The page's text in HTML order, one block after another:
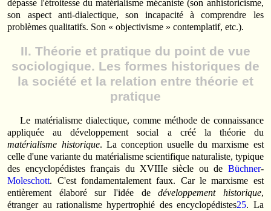
dépasse l'étroitesse du matérialisme mécaniste (son anhistoricisme,
son aspect anti-dialectique, son incapacité à comprendre les
problèmes qualitatifs. Son « objectivisme » contemplatif, etc.).
II. Théorie et pratique du point de vue
sociologique. Les formes historiques de
la société et la relation entre théorie et
pratique
Le matérialisme dialectique, comme méthode de connaissance
appliquée au développement social a créé la théorie du
matérialisme historique. La conception usuelle du marxisme est
celle d'une variante du matérialisme scientifique naturaliste, typique
des encyclopédistes français du XVIIIe siècle ou de Büchner-
Moleschott. C'est fondamentalement faux. Car le marxisme est
entièrement élaboré sur l'idée dedéveloppement historique,
étranger au rationalisme hypertrophié des encyclopédistes25. La